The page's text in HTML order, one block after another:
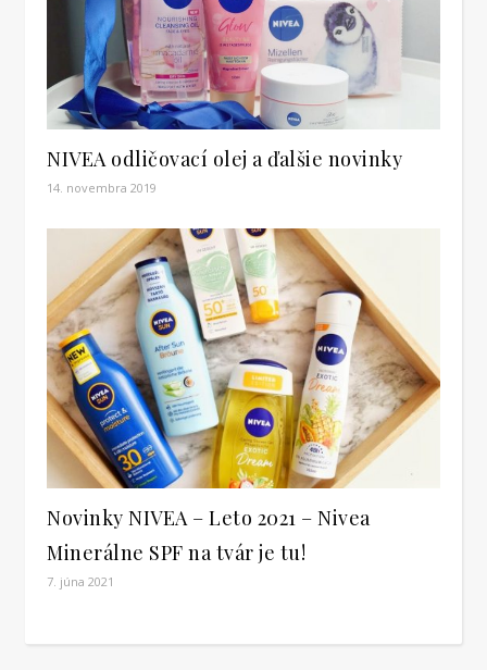
NIVEA odličovací olej a ďalšie novinky
14. novembra 2019
Novinky NIVEA – Leto 2021 – Nivea
Minerálne SPF na tvár je tu!
7. júna 2021